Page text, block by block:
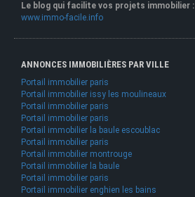
Le blog qui facilite vos projets immobilier :
www.immo-facile.info
ANNONCES IMMOBILIÈRES PAR VILLE
Portail immobilier paris
Portail immobilier issy les moulineaux
Portail immobilier paris
Portail immobilier paris
Portail immobilier la baule escoublac
Portail immobilier paris
Portail immobilier montrouge
Portail immobilier la baule
Portail immobilier paris
Portail immobilier enghien les bains